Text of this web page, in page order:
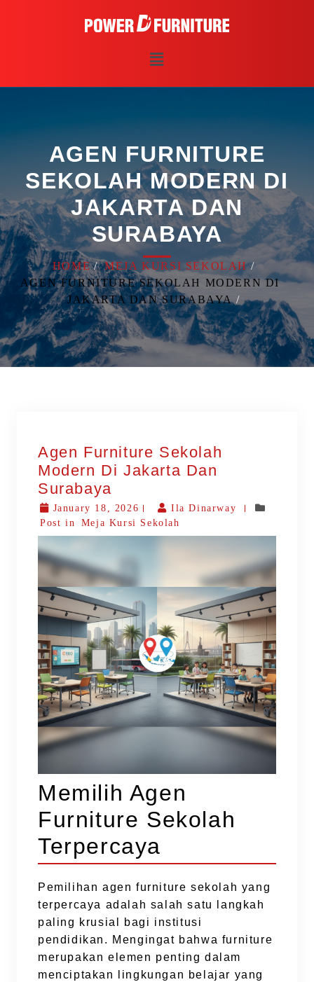
AGEN FURNITURE
SEKOLAH MODERN DI
JAKARTA DAN
SURABAYA
HOME
MEJA KURSI SEKOLAH
AGEN FURNITURE SEKOLAH MODERN DI
JAKARTA DAN SURABAYA
Agen Furniture Sekolah
Modern Di Jakarta Dan
Surabaya
January 18, 2026
Ila Dinarway
Post in
Meja Kursi Sekolah
Memilih Agen
Furniture Sekolah
Terpercaya
Pemilihan agen furniture sekolah yang
terpercaya adalah salah satu langkah
paling krusial bagi institusi
pendidikan. Mengingat bahwa furniture
merupakan elemen penting dalam
menciptakan lingkungan belajar yang